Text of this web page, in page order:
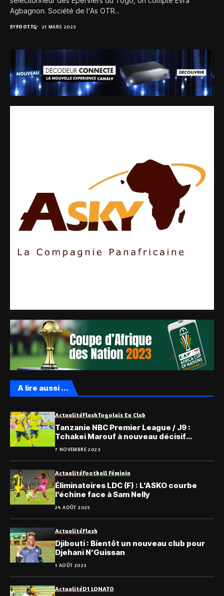
Agbagnon. Société de l'As OTR...
BYFOOT.TG 21 MARS 2023
A lire aussi ...
ActualitéFlashTogolais En Club
Tanzanie NBC Premier League / J9 :
Tchakei Marouf à nouveau décisif
(Vidéo)
7 NOVEMBRE 2023
ActualitéFootball Féminin
Éliminatoires LDC (F) : L’ASKO courbe
l’échine face à Sam Nelly
24 AOÛT 2025
ActualitéFlash
Djibouti : Bientôt un nouveau club pour
Djehani N’Guissan
1 AOÛT 2023
ActualitéD1 LONATO